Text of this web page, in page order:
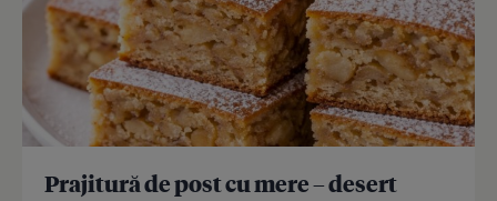
Prajitură de post cu mere – desert